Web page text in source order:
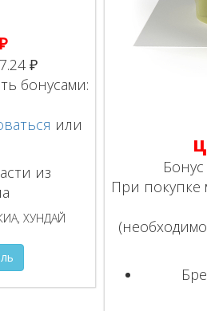
7.24 ₽
бонусами:
или
из
ХУНДАЙ
При покупке
(необходимо